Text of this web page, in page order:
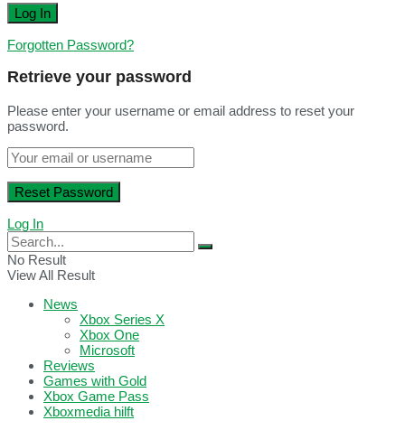
Forgotten Password?
Retrieve your password
Please enter your username or email address to reset your
password.
Log In
No Result
View All Result
News
Xbox Series X
Xbox One
Microsoft
Reviews
Games with Gold
Xbox Game Pass
Xboxmedia hilft